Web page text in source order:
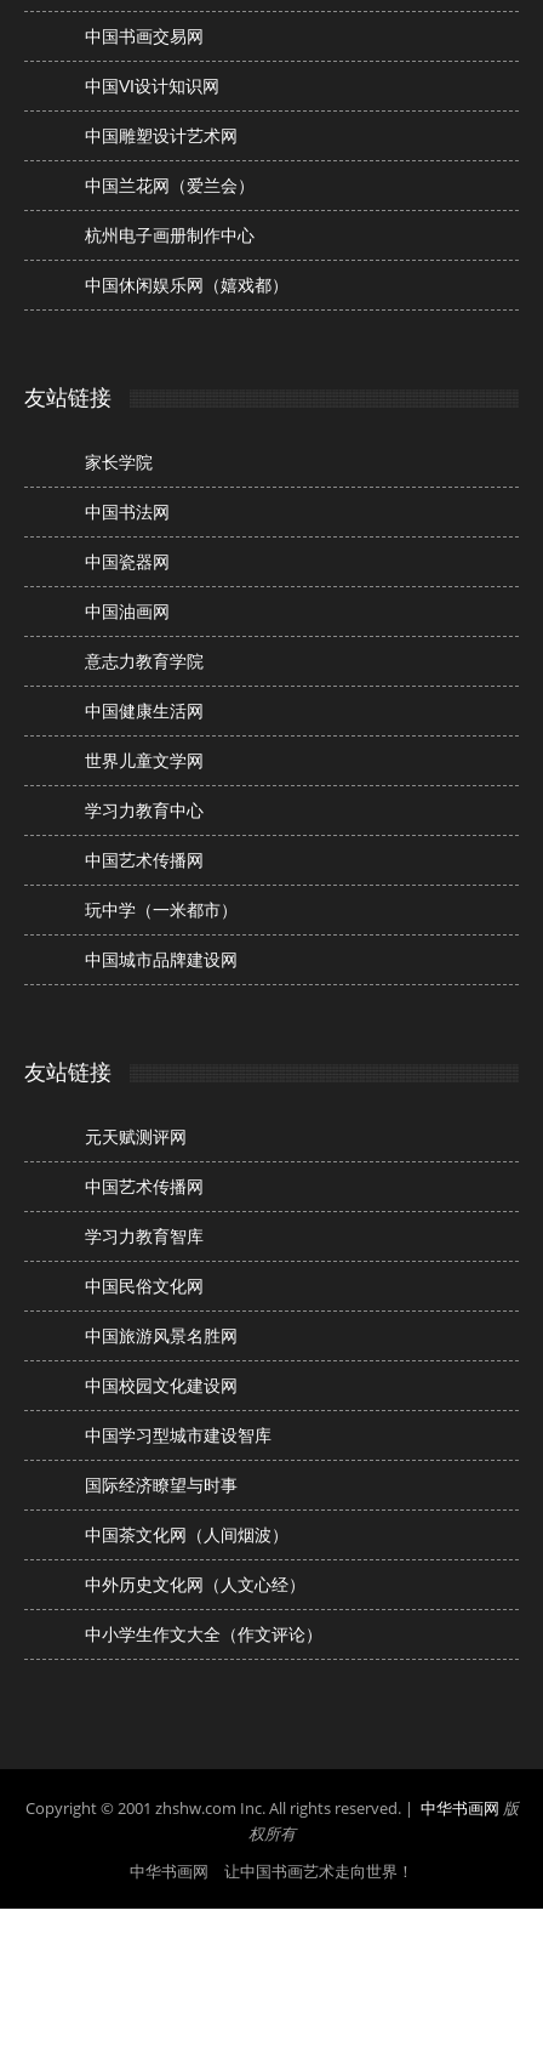
中国书画交易网
中国VI设计知识网
中国雕塑设计艺术网
中国兰花网（爱兰会）
杭州电子画册制作中心
中国休闲娱乐网（嬉戏都）
友站链接
家长学院
中国书法网
中国瓷器网
中国油画网
意志力教育学院
中国健康生活网
世界儿童文学网
学习力教育中心
中国艺术传播网
玩中学（一米都市）
中国城市品牌建设网
友站链接
元天赋测评网
中国艺术传播网
学习力教育智库
中国民俗文化网
中国旅游风景名胜网
中国校园文化建设网
中国学习型城市建设智库
国际经济瞭望与时事
中国茶文化网（人间烟波）
中外历史文化网（人文心经）
中小学生作文大全（作文评论）
Copyright © 2001 zhshw.com Inc. All rights reserved. | 中华书画网 版
权所有
中华书画网 让中国书画艺术走向世界！